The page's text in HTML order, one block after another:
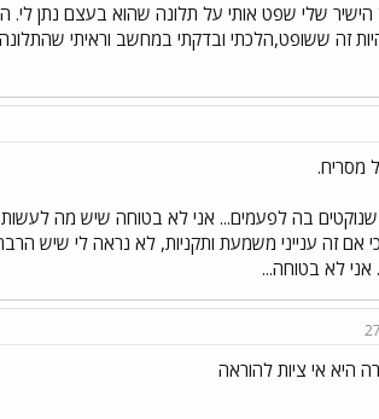
הישיר שלי שפט אותי על תלונה שהוא בעצם נתן לי.
זה ששופט,הלכתי ובדקתי במחשב וראיתי
מסריח.
שנוקטים בה לפעמים... אני לא בטוחה שיש מה
אם זה ענייני משמעת ותקניות, לא נראה לי שיש
אני לא בטוחה...
היא אי ציות להוראה